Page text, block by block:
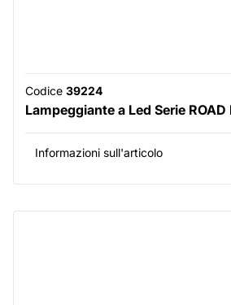
Codice 39224
Lampeggiante a Led Serie ROAD
Informazioni sull'articolo